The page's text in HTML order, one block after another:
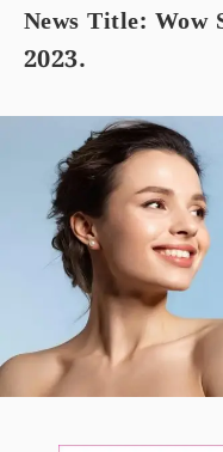
News Title: Wow
2023.